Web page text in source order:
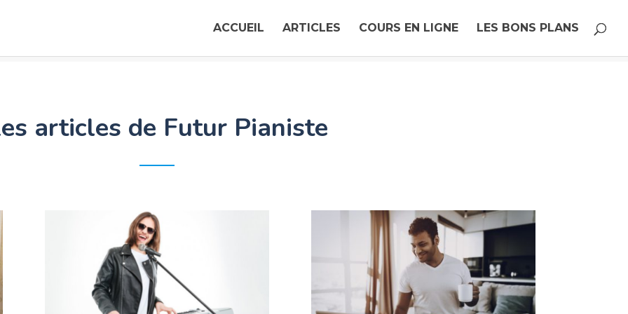
ACCUEIL ARTICLES COURS EN LIGNE LES BONS PLANS
Apprendre le piano, votre plus belle aventure…
articles de Futur Pianiste